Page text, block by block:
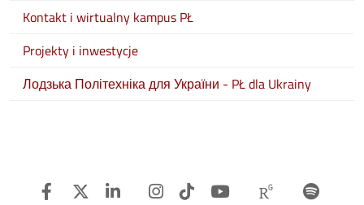
Kontakt i wirtualny kampus PŁ
Projekty i inwestycje
Лодзька Політехніка для України - PŁ dla Ukrainy
Facebook
Twitter LinkedinInstagram
TiTok Youtube